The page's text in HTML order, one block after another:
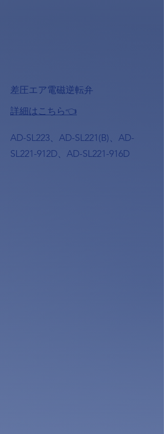
差圧エア電磁逆転弁
詳細はこちら👈
AD-SL223、AD-SL221(B)、AD-
SL221-912D、AD-SL221-916D